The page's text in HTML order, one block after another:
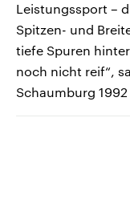
Leistungssport –
Spitzen- und
tiefe Spuren
noch nicht reif“,
Schaumburg 1992